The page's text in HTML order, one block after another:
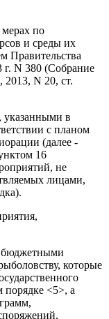
по
и среды их
Правительства
г. N 380 (Собрание
2013, N 20, ст.
указанными в
с планом
(далее -
16
не
лицами,
которые
порядке <5>, а